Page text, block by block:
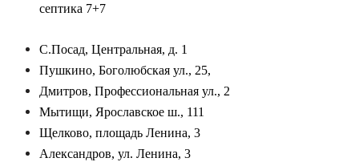
септика 7+7
С.Посад, Центральная, д. 1
Пушкино, Боголюбская ул., 25,
Дмитров, Профессиональная ул., 2
Мытищи, Ярославское ш., 111
Щелково, площадь Ленина, 3
Александров, ул. Ленина, 3